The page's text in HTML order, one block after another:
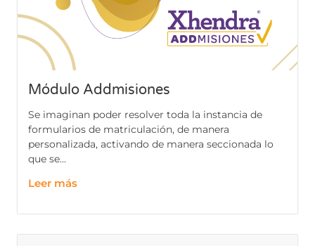
Módulo Addmisiones
Se imaginan poder resolver toda la instancia de
formularios de matriculación, de manera
personalizada, activando de manera seccionada lo
que se...
Leer más